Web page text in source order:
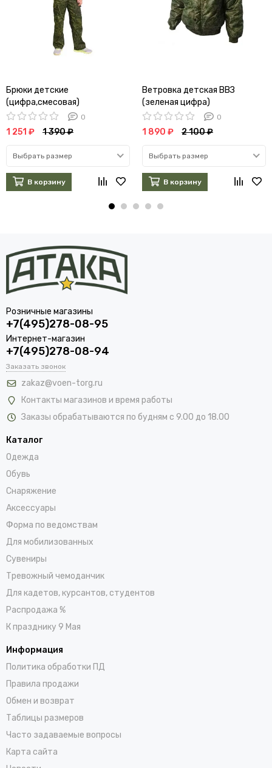
Брюки детские
(цифра,смесовая)
0
1 251 ₽ 1 390 ₽
Выбрать размер
В корзину
Ветровка детская ВВЗ
(зеленая цифра)
0
1 890 ₽ 2 100 ₽
Выбрать размер
В корзину
Розничные магазины
+7(495)278-08-95
Интернет-магазин
+7(495)278-08-94
Заказать звонок
zakaz@voen-torg.ru
Контакты магазинов и время работы
Заказы обрабатываются по будням с 9.00 до 18.00
Каталог
Одежда
Обувь
Снаряжение
Аксессуары
Форма по ведомствам
Для мобилизованных
Сувениры
Тревожный чемоданчик
Для кадетов, курсантов, студентов
Распродажа %
К празднику 9 Мая
Информация
Политика обработки ПД
Правила продажи
Обмен и возврат
Таблицы размеров
Часто задаваемые вопросы
Карта сайта